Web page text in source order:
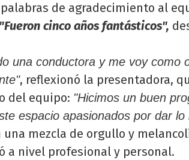
de agradecimiento al
"Fueron cinco años fantásticos",
una conductora y me voy como
, reflexionó la presentadora,
del equipo: "Hicimos un buen
espacio apasionados por dar lo
una mezcla de orgullo y
a nivel profesional y personal.